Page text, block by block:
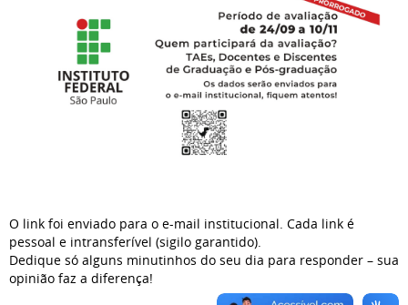
O link foi enviado para o e-mail institucional. Cada link é
pessoal e intransferível (sigilo garantido).
Dedique só alguns minutinhos do seu dia para responder – sua
opinião faz a diferença!